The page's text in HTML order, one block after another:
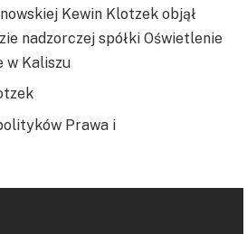
Kewin Klotzek objął
nadzorczej spółki Oświetlenie
w Kaliszu
Prawa i